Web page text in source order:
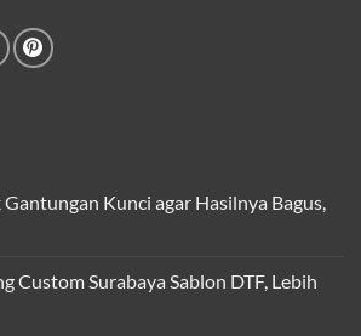
Kunci agar Hasilnya Bagus,
Custom Surabaya Sablon DTF, Lebih